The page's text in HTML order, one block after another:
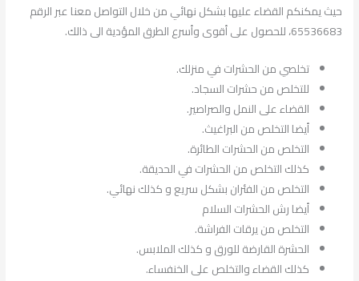
حيث يمكنكم القضاء عليها بشكل نهائي من خلال التواصل معنا عبر الرقم
65536683، للحصول على أقوى وأسرع الطرق المؤدية الى ذالك.
تخلصي من الحشرات في منزلك.
للتخلص من حشرات السجاد.
القضاء على النمل والصراصير.
أيضا التخلص من البراغيث.
التخلص من الحشرات الطائرة.
كذلك التخلص من الحشرات في الحديقة.
التخلص من الفئران بشكل سريع و كذلك نهائي.
أيضا رش الحشرات السلام
التخلص من يرقات الفراشة.
الحشرة القارضة للورق و كذلك الملابس.
كذلك القضاء والتخلص على الخنفساء.